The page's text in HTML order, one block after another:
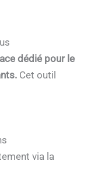
dédié pour le
Cet outil
via la